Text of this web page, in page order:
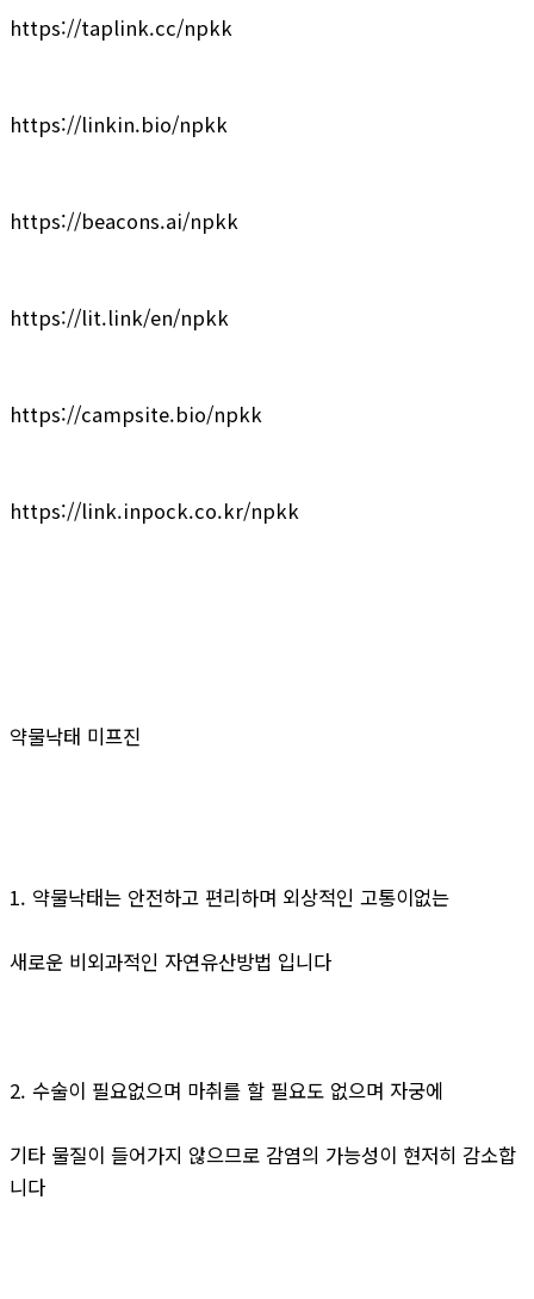
https://taplink.cc/npkk
https://linkin.bio/npkk
https://beacons.ai/npkk
https://lit.link/en/npkk
https://campsite.bio/npkk
https://link.inpock.co.kr/npkk
약물낙태 미프진
1. 약물낙태는 안전하고 편리하며 외상적인 고통이없는
새로운 비외과적인 자연유산방법 입니다
2. 수술이 필요없으며 마취를 할 필요도 없으며 자궁에
기타 물질이 들어가지 않으므로 감염의 가능성이 현저히 감소합
니다